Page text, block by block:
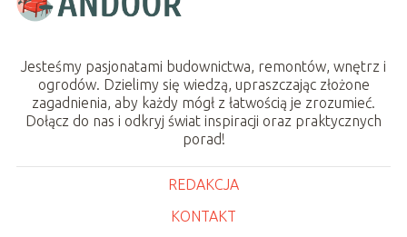
Jesteśmy pasjonatami budownictwa, remontów, wnętrz i
ogrodów. Dzielimy się wiedzą, upraszczając złożone
zagadnienia, aby każdy mógł z łatwością je zrozumieć.
Dołącz do nas i odkryj świat inspiracji oraz praktycznych
porad!
REDAKCJA
KONTAKT